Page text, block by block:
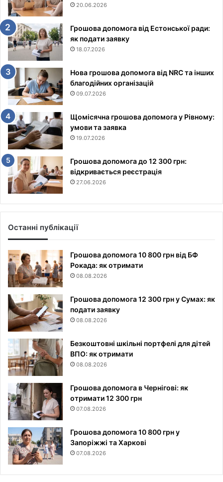
20.06.2026
Грошова допомога від Естонської ради:
як подати заявку
18.07.2026
Нова грошова допомога від NRC та інших
благодійних організацій
09.07.2026
Щомісячна грошова допомога у Рівному:
умови та заявка
19.07.2026
Грошова допомога до 12 300 грн:
відкривається реєстрація
27.06.2026
Останні публікації
Грошова допомога 10 800 грн від БФ
Рокада: як отримати
08.08.2026
Грошова допомога 12 300 грн у Сумах: як
подати заявку
08.08.2026
Безкоштовні шкільні портфелі для дітей
ВПО: як отримати
08.08.2026
Грошова допомога в Чернігові: як
отримати 12 300 грн
07.08.2026
Грошова допомога 10 800 грн у
Запоріжжі та Харкові
07.08.2026